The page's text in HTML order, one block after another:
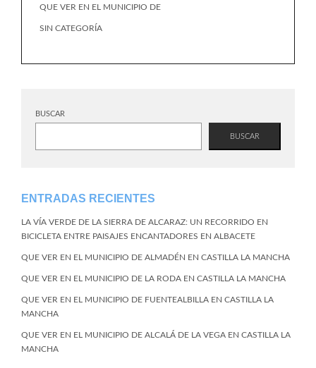
QUE VER EN EL MUNICIPIO DE
SIN CATEGORÍA
BUSCAR
BUSCAR
ENTRADAS RECIENTES
LA VÍA VERDE DE LA SIERRA DE ALCARAZ: UN RECORRIDO EN
BICICLETA ENTRE PAISAJES ENCANTADORES EN ALBACETE
QUE VER EN EL MUNICIPIO DE ALMADÉN EN CASTILLA LA MANCHA
QUE VER EN EL MUNICIPIO DE LA RODA EN CASTILLA LA MANCHA
QUE VER EN EL MUNICIPIO DE FUENTEALBILLA EN CASTILLA LA
MANCHA
QUE VER EN EL MUNICIPIO DE ALCALÁ DE LA VEGA EN CASTILLA LA
MANCHA